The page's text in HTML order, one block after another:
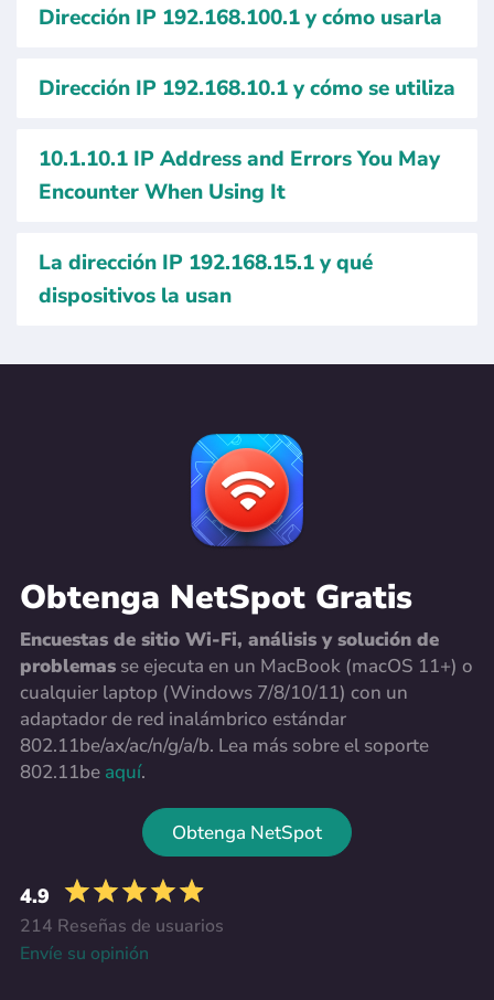
Dirección IP 192.168.100.1 y cómo usarla
Dirección IP 192.168.10.1 y cómo se utiliza
10.1.10.1 IP Address and Errors You May
Encounter When Using It
La dirección IP 192.168.15.1 y qué
dispositivos la usan
Obtenga NetSpot Gratis
Encuestas de sitio Wi-Fi, análisis y solución de
problemas se ejecuta en un MacBook (macOS 11+) o
cualquier laptop (Windows 7/8/10/11) con un
adaptador de red inalámbrico estándar
802.11be/ax/ac/n/g/a/b. Lea más sobre el soporte
802.11be aquí.
Obtenga NetSpot
4.9
214 Reseñas de usuarios
Envíe su opinión